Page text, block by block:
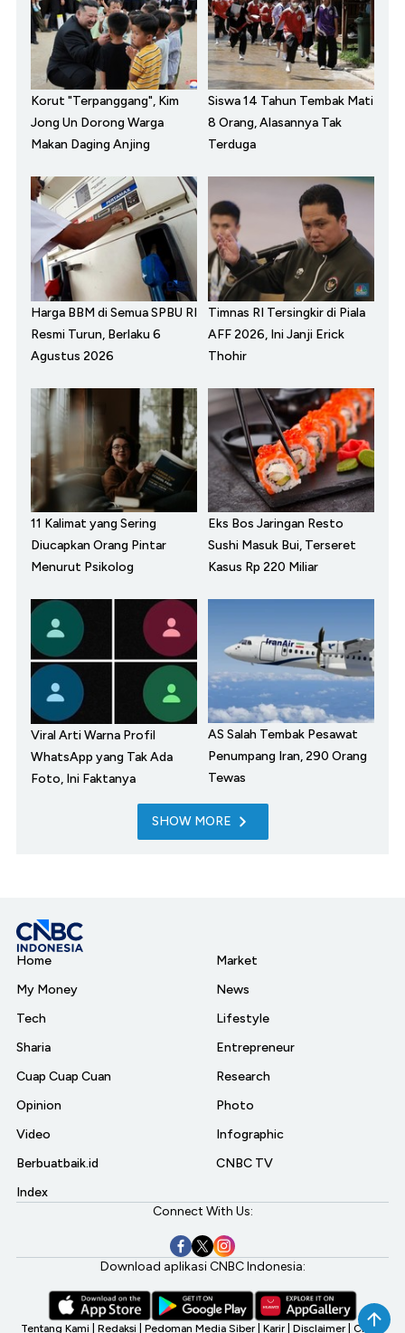
Korut "Terpanggang", Kim
Jong Un Dorong Warga
Makan Daging Anjing
Siswa 14 Tahun Tembak Mati
8 Orang, Alasannya Tak
Terduga
Harga BBM di Semua SPBU RI
Resmi Turun, Berlaku 6
Agustus 2026
Timnas RI Tersingkir di Piala
AFF 2026, Ini Janji Erick
Thohir
11 Kalimat yang Sering
Diucapkan Orang Pintar
Menurut Psikolog
Eks Bos Jaringan Resto
Sushi Masuk Bui, Terseret
Kasus Rp 220 Miliar
Viral Arti Warna Profil
WhatsApp yang Tak Ada
Foto, Ini Faktanya
AS Salah Tembak Pesawat
Penumpang Iran, 290 Orang
Tewas
SHOW MORE
Home
My Money
Tech
Sharia
Cuap Cuap Cuan
Opinion
Video
Berbuatbaik.id
Index
Market
News
Lifestyle
Entrepreneur
Research
Photo
Infographic
CNBC TV
Connect With Us:
Download aplikasi CNBC Indonesia:
Tentang Kami Redaksi Pedoman Media Siber Karir Disclaimer CNBC